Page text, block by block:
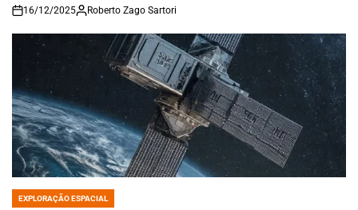
on
16/12/2025 Roberto Zago Sartori
POSTED
EXPLORAÇÃO ESPACIAL